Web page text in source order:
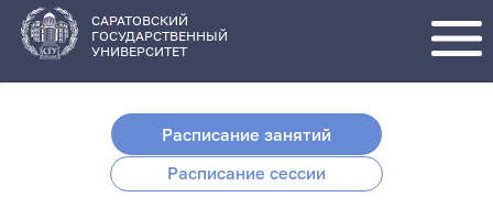
основному
содержанию
САРАТОВСКИЙ
ГОСУДАРСТВЕННЫЙ
УНИВЕРСИТЕТ
Расписание занятий
Расписание сессии